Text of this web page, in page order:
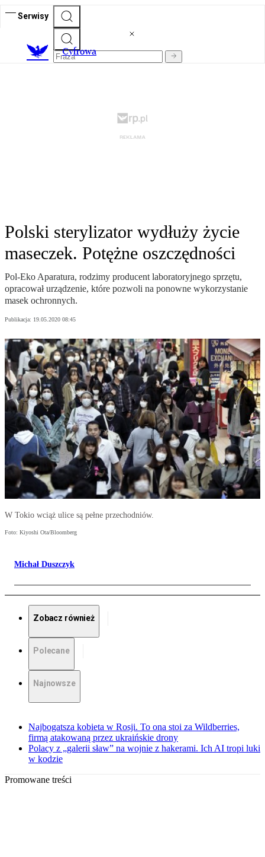
Serwisy
Cyfrowa
Polski sterylizator wydłuży życie
maseczek. Potężne oszczędności
Pol-Eko Aparatura, rodzimy producent laboratoryjnego sprzętu,
opracował urządzenie, które pozwoli na ponowne wykorzystanie
masek ochronnych.
Publikacja: 19.05.2020 08:45
W Tokio wciąż ulice są pełne przechodniów.
Foto: Kiyoshi Ota/Bloomberg
Michał Duszczyk
Zobacz również
Polecane
Najnowsze
Najbogatsza kobieta w Rosji. To ona stoi za Wildberries,
firmą atakowaną przez ukraińskie drony
Polacy z „galerii sław” na wojnie z hakerami. Ich AI tropi luki
w kodzie
Promowane treści